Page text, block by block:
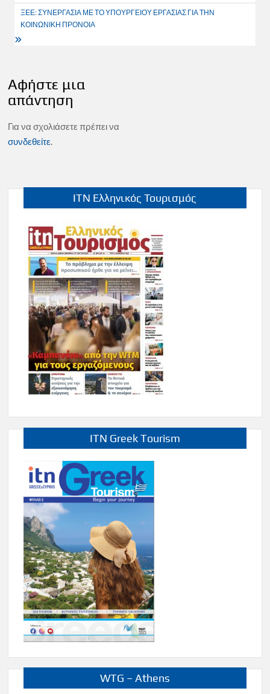
ΞΕΕ: ΣΥΝΕΡΓΑΣΙΑ ΜΕ ΤΟ ΥΠΟΥΡΓΕΙΟΥ ΕΡΓΑΣΙΑΣ ΓΙΑ ΤΗΝ
ΚΟΙΝΩΝΙΚΗ ΠΡΟΝΟΙΑ
Αφήστε μια
απάντηση
Για να σχολιάσετε πρέπει να
συνδεθείτε.
ITN Ελληνικός Τουρισμός
ITN Greek Tourism
WTG – Athens